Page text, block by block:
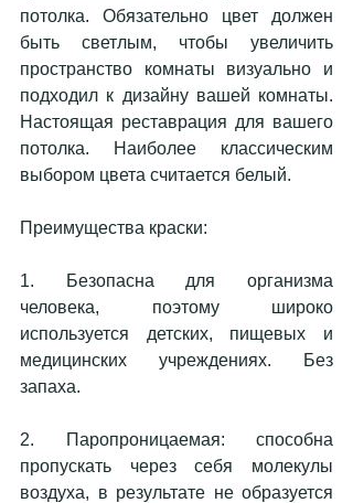
потолка. Обязательно цвет должен
быть светлым, чтобы увеличить
пространство комнаты визуально и
подходил к дизайну вашей комнаты.
Настоящая реставрация для вашего
потолка. Наиболее классическим
выбором цвета считается белый.
Преимущества краски:
1. Безопасна для организма
человека, поэтому широко
используется детских, пищевых и
медицинских учреждениях. Без
запаха.
2. Паропроницаемая: способна
пропускать через себя молекулы
воздуха, в результате не образуется